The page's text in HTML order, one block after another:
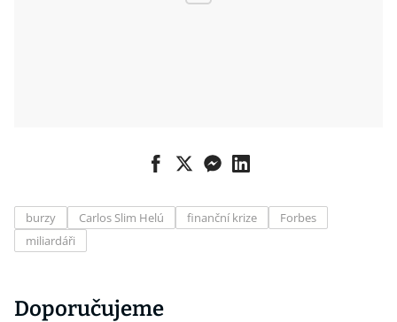
burzy Carlos Slim Helú finanční krize
Forbes
miliardáři
Doporučujeme